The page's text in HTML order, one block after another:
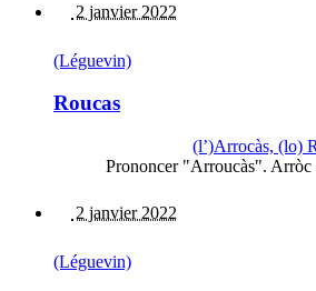
2 janvier 2022
(Léguevin)
Roucas
(l’)Arrocàs, (lo)
Prononcer "Arroucàs". Arròc
2 janvier 2022
(Léguevin)